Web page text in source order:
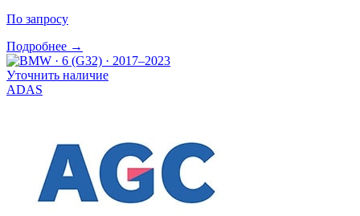
По запросу
Подробнее →
Уточнить наличие
ADAS